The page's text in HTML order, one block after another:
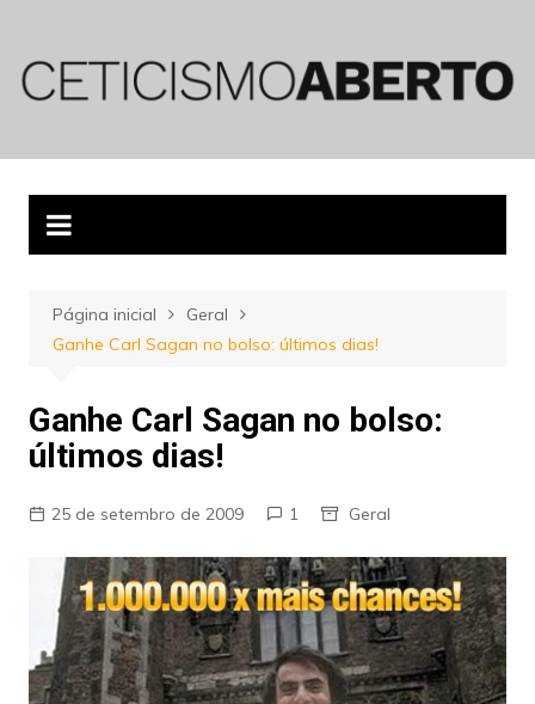
conteúdo
Página inicial
Geral
Ganhe Carl Sagan no bolso: últimos dias!
Ganhe Carl Sagan no bolso:
últimos dias!
25 de setembro de 2009 1 Geral